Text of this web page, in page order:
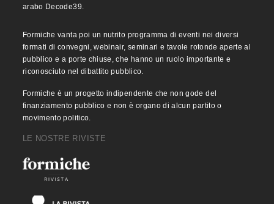
arabo Decode39.
Formiche vanta poi un nutrito programma di eventi nei diversi
formati di convegni, webinair, seminari e tavole rotonde aperte al
pubblico e a porte chiuse, che hanno un ruolo importante e
riconosciuto nel dibattito pubblico.
Formiche è un progetto indipendente che non gode del
finanziamento pubblico e non è organo di alcun partito o
movimento politico.
LE NOSTRE RIVISTE